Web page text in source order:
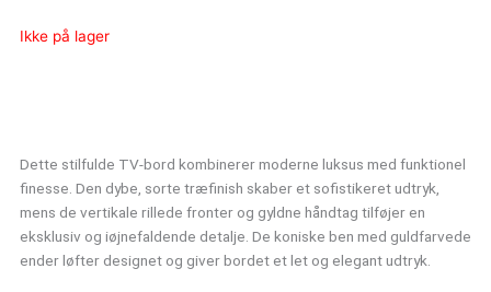
Ikke på lager
Dette stilfulde TV-bord kombinerer moderne luksus med funktionel
finesse. Den dybe, sorte træfinish skaber et sofistikeret udtryk,
mens de vertikale rillede fronter og gyldne håndtag tilføjer en
eksklusiv og iøjnefaldende detalje. De koniske ben med guldfarvede
ender løfter designet og giver bordet et let og elegant udtryk.